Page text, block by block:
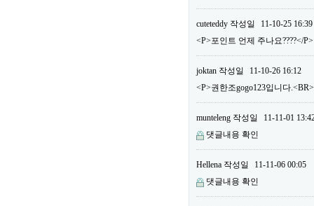
cuteteddy 작성일
11-10-25 16:39
<P>포인트 언제 주나요????</P>
joktan 작성일
11-10-26 16:12
<P>권한조gogo123입니다
munteleng 작성일
11-11-01
댓글내용 확인
Hellena 작성일
11-11-06 00:05
댓글내용 확인